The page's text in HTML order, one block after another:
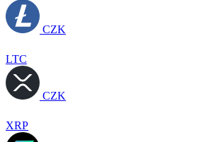
CZK
LTC
CZK
XRP